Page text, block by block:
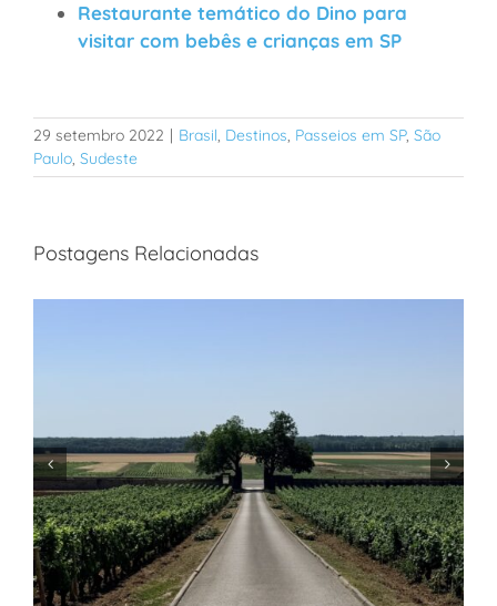
Restaurante temático do Dino para
visitar com bebês e crianças em SP
29 setembro 2022 Brasil, Destinos, Passeios em SP, São
Paulo, Sudeste
Postagens Relacionadas